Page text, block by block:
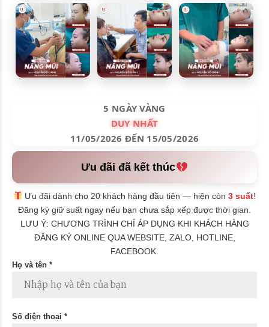
5 NGÀY VÀNG
DUY NHẤT
11/05/2026 ĐẾN 15/05/2026
Ưu đãi đã kết thúc
Ưu đãi dành cho 20 khách hàng đầu tiên — hiện còn3 suất!
Đăng ký giữ suất ngay nếu bạn chưa sắp xếp được thời gian.
LƯU Ý: CHƯƠNG TRÌNH CHỈ ÁP DỤNG KHI KHÁCH HÀNG
ĐĂNG KÝ ONLINE QUA WEBSITE, ZALO, HOTLINE,
FACEBOOK.
Họ và tên *
Số điện thoại *